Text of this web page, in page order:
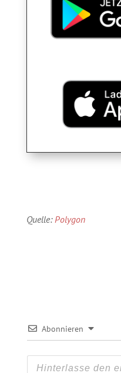
Quelle: Polygon
Abonnieren